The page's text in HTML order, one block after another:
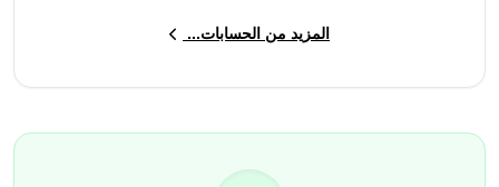
المزيد من الحسابات...